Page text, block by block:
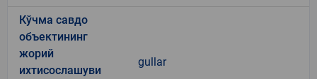
Кўчма савдо
объектининг
жорий
ихтисослашуви
gullar